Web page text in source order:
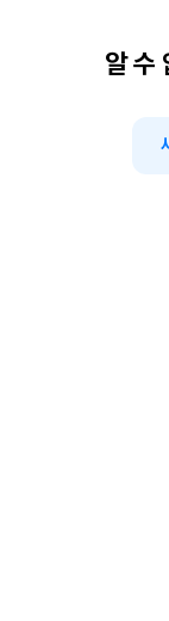
알 수